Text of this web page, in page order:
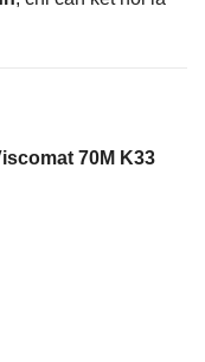
70M K33